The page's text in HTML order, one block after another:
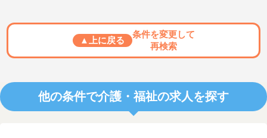
▲上に戻る
条件を変更して
再検索
他の条件で介護・福祉の求人を探す